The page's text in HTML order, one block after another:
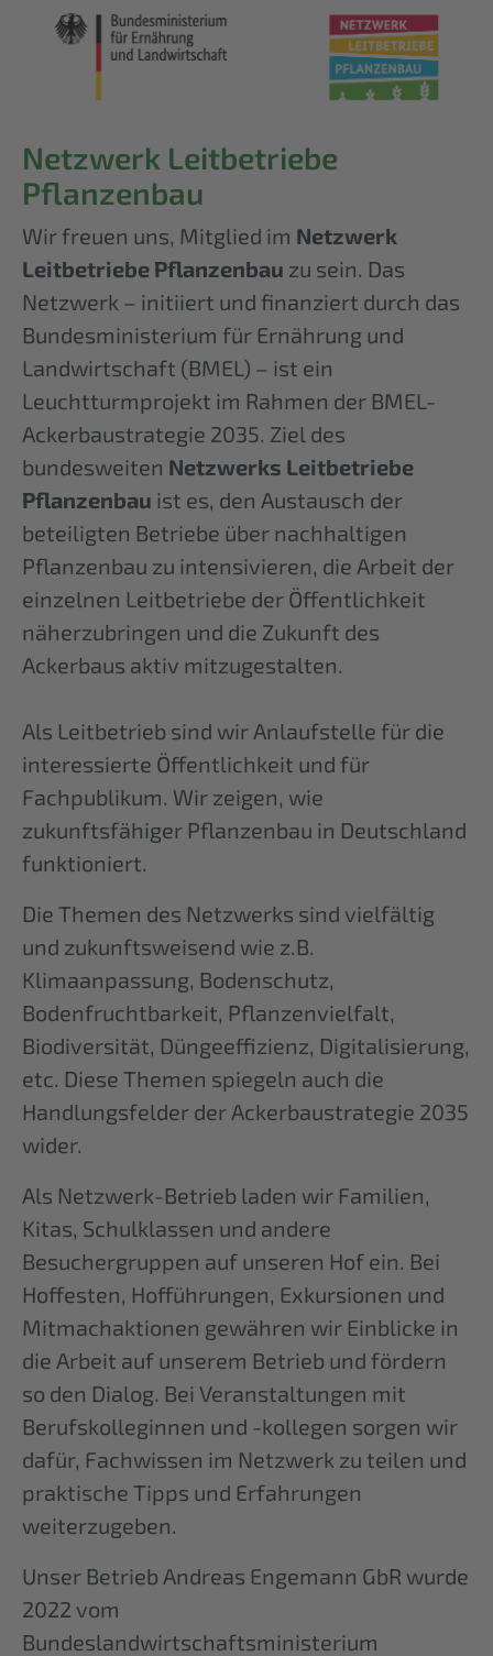
Netzwerk Leitbetriebe
Pflanzenbau
Wir freuen uns, Mitglied im Netzwerk
Leitbetriebe Pflanzenbau zu sein. Das
Netzwerk – initiiert und finanziert durch das
Bundesministerium für Ernährung und
Landwirtschaft (BMEL) – ist ein
Leuchtturmprojekt im Rahmen der BMEL-
Ackerbaustrategie 2035. Ziel des
bundesweiten Netzwerks Leitbetriebe
Pflanzenbau ist es, den Austausch der
beteiligten Betriebe über nachhaltigen
Pflanzenbau zu intensivieren, die Arbeit der
einzelnen Leitbetriebe der Öffentlichkeit
näherzubringen und die Zukunft des
Ackerbaus aktiv mitzugestalten.
Als Leitbetrieb sind wir Anlaufstelle für die
interessierte Öffentlichkeit und für
Fachpublikum. Wir zeigen, wie
zukunftsfähiger Pflanzenbau in Deutschland
funktioniert.
Die Themen des Netzwerks sind vielfältig
und zukunftsweisend wie z.B.
Klimaanpassung, Bodenschutz,
Bodenfruchtbarkeit, Pflanzenvielfalt,
Biodiversität, Düngeeffizienz, Digitalisierung,
etc. Diese Themen spiegeln auch die
Handlungsfelder der Ackerbaustrategie 2035
wider.
Als Netzwerk-Betrieb laden wir Familien,
Kitas, Schulklassen und andere
Besuchergruppen auf unseren Hof ein. Bei
Hoffesten, Hofführungen, Exkursionen und
Mitmachaktionen gewähren wir Einblicke in
die Arbeit auf unserem Betrieb und fördern
so den Dialog. Bei Veranstaltungen mit
Berufskolleginnen und -kollegen sorgen wir
dafür, Fachwissen im Netzwerk zu teilen und
praktische Tipps und Erfahrungen
weiterzugeben.
Unser Betrieb Andreas Engemann GbR wurde
2022 vom
Bundeslandwirtschaftsministerium